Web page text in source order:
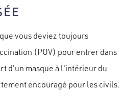
vous deviez toujours
(POV) pour entrer dans
d'un masque à l'intérieur du
encouragé pour les civils.